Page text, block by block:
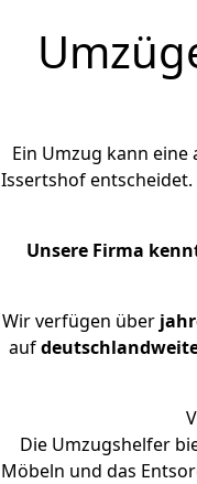
Ein Umzug kann
Issertshof
Unsere Firma
Wir verfügen über
auf
Die Umzugshelfer
Möbeln und das